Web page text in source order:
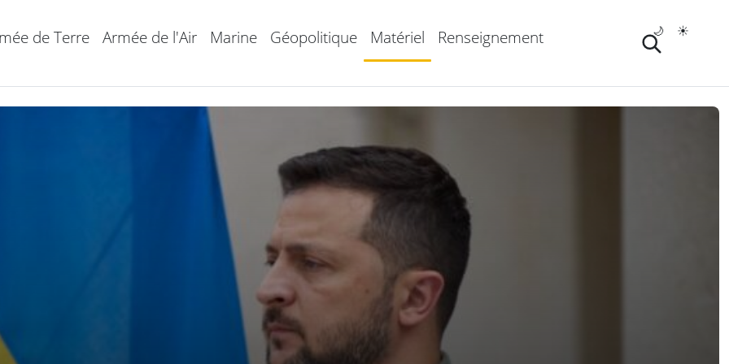
de Terre Armée de l'Air Marine Géopolitique Matériel Renseignement ☀️
🌙